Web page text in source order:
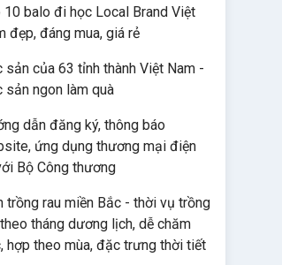
10 balo đi học Local Brand Việt
đẹp, đáng mua, giá rẻ
sản của 63 tỉnh thành Việt Nam -
sản ngon làm quà
dẫn đăng ký, thông báo
ứng dụng thương mại điện
Bộ Công thương
trồng rau miền Bắc - thời vụ trồng
tháng dương lịch, dễ chăm
hợp theo mùa, đặc trưng thời tiết